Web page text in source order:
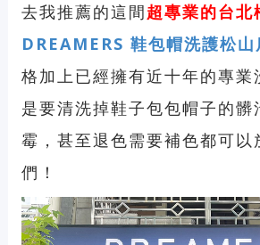
去我推薦的這間超專業的台北
DREAMERS 鞋包帽洗護松山
格加上已經擁有近十年的專業
是要清洗掉鞋子包包帽子的髒
霉 ，甚至退色需要補色都可
們！